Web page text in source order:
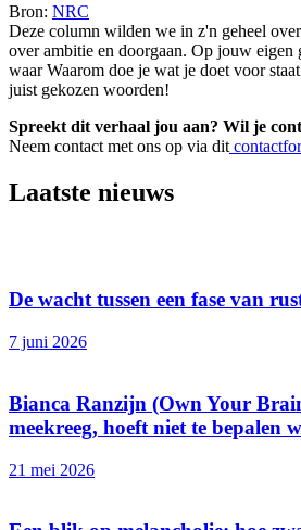
Bron: NRC
Deze column wilden we in z'n geheel
over ambitie en doorgaan. Op jouw eigen
waar Waarom doe je wat je doet voor
juist gekozen woorden!
Spreekt dit verhaal jou aan? Wil je
Neem contact met ons op via dit
Laatste nieuws
De wacht tussen een fase van
7 juni 2026
Bianca Ranzijn (Own Your
meekreeg, hoeft niet te bepalen
21 mei 2026